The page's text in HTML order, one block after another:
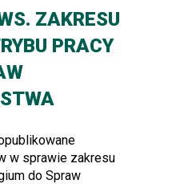
ZAKRESU
PRACY
w sprawie zakresu
do Spraw